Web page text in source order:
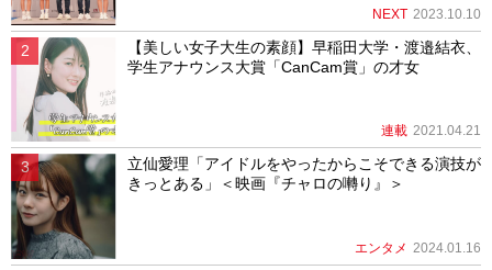
NEXT 2023.10.10
【美しい女子大生の素顔】早稲田大学・渡邉結衣、
学生アナウンス大賞「CanCam賞」の才女
連載 2021.04.21
立仙愛理「アイドルをやったからこそできる演技が
きっとある」＜映画『チャロの囀り』＞
エンタメ 2024.01.16